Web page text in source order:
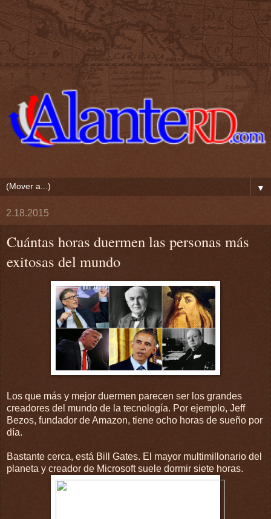
▼
2.18.2015
Cuántas horas duermen las personas más
exitosas del mundo
Los que más y mejor duermen parecen ser los grandes
creadores del mundo de la tecnología. Por ejemplo, Jeff
Bezos, fundador de Amazon, tiene ocho horas de sueño por
día.
Bastante cerca, está Bill Gates. El mayor multimillonario del
planeta y creador de Microsoft suele dormir siete horas.